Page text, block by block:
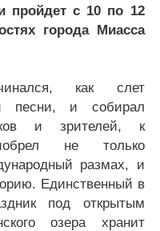
пройдет с 10 по 12
города Миасса
как слет
песни, и собирал
и зрителей, к
не только
размах, и
Единственный в
под открытым
озера хранит